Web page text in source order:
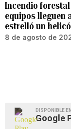
Incendio
equipos lleguen
estrelló un
8 de agosto de
DISPONIBLE EN
Google